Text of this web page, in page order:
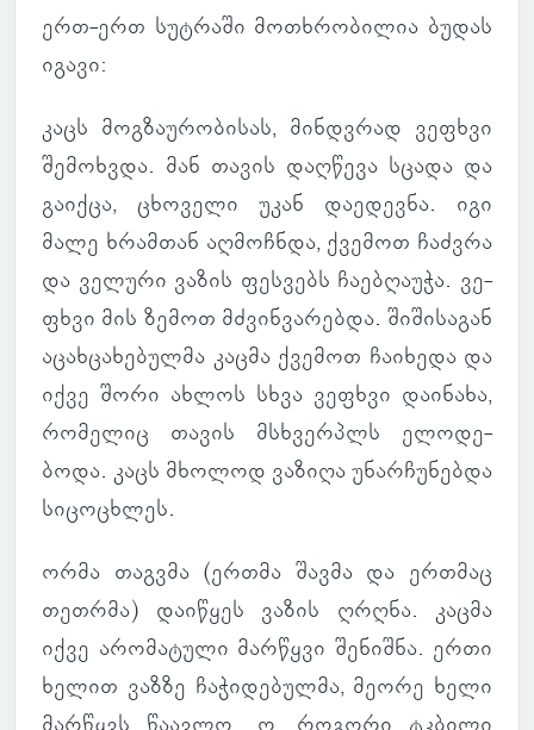
ერთ-ერთ სუტ­რაში მო­თხრო­ბი­ლია ბუდას
იგავი:
კაცს მოგ­ზა­უ­რო­ბი­სას, მინ­დვ­რად ვე­ფხვი
შე­მოხ­ვდა. მან თავის დაღ­წევა სცადა და
გა­იქცა, ცხო­ველი უკან და­ე­დევნა. იგი
მალე ხრამ­თან აღ­მოჩ­ნდა, ქვე­მოთ ჩაძ­ვრა
და ვე­ლური ვაზის ფეს­ვებს ჩა­ე­ბღა­უჭა. ვე­
ფხვი მის ზემოთ მძვინ­ვა­რებდა. ში­ში­სა­გან
აცახ­ცა­ხე­ბულმა კაცმა ქვე­მოთ ჩა­ი­ხედა და
იქვე შორი ახლოს სხვა ვე­ფხვი და­ი­ნახა,
რო­მე­ლიც თავის მსხვერ­პლს ელო­დე­
ბოდა. კაცს მხო­ლოდ ვა­ზიღა უნარ­ჩუ­ნებდა
სი­ცო­ცხლეს.
ორმა თაგ­ვმა (ერთმა შავმა და ერ­თმაც
თეთრმა) და­ი­წყეს ვაზის ღრღნა. კაცმა
იქვე არო­მა­ტული მარ­წყვი შე­ნიშნა. ერთი
ხელით ვაზზე ჩა­ჭი­დე­ბულმა, მეორე ხელი
მარ­წყვს წა­ავლო. ო, რო­გორი ტკბილი